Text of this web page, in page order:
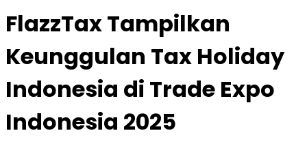
FlazzTax Tampilkan
Keunggulan Tax Holiday
Indonesia di Trade Expo
Indonesia 2025